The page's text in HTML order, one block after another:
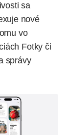
sa
nové
vo
Fotky či
správy